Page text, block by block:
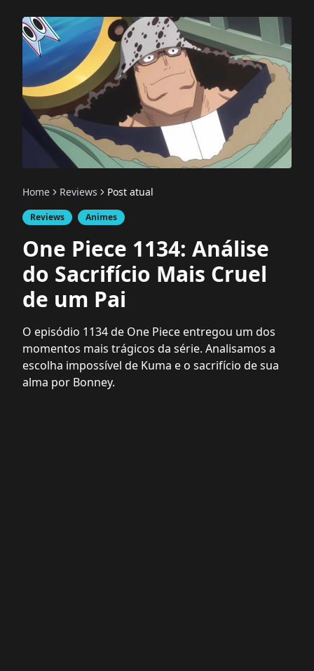
Home Reviews Post atual
Reviews Animes
One Piece 1134: Análise
do Sacrifício Mais Cruel
de um Pai
O episódio 1134 de One Piece entregou um dos
momentos mais trágicos da série. Analisamos a
escolha impossível de Kuma e o sacrifício de sua
alma por Bonney.